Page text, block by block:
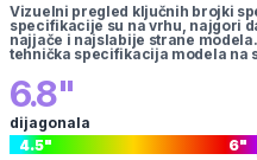
Vizuelni pregled ključnih brojki
specifikacije su na vrhu, najgori
najjače i najslabije strane
tehnička specifikacija modela na
6.8"
dijagonala
4.5" 6"